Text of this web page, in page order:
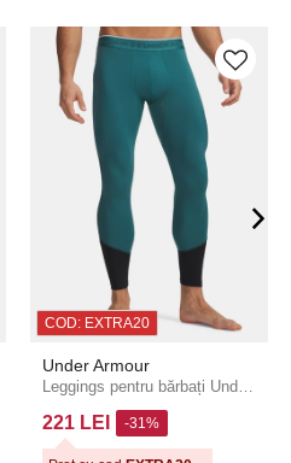
COD: EXTRA20
Under Armour
Leggings pentru bărbați Under Armour UA HG Elite Leggings
221 LEI -31%